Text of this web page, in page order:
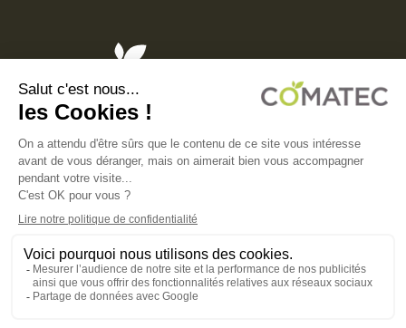
COMATEC PACKAGING
Boulevard François-Xavier Fafeur
11000 Carcassonne, FRANCE
MENTIONS LÉGALES
POLITIQUE DE CONFIDENTIALITÉ
POLITIQUE EN MATIÈRE DE COOKIES
CGV